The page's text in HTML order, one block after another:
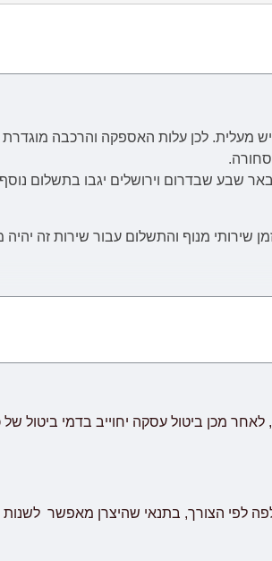
מעלית. לכן עלות האספקה והרכבה מוגדרת
מנוף והתשלום עבור שירות זה יהיה
יתכנו עיכובים הקשורים לשילוח הימי בעת הזמנת
לפי הצורך, בתנאי שהיצרן מאפשר